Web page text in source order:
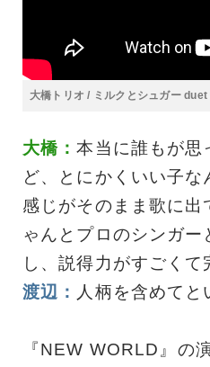
大橋トリオ / ミルクとシュガー
大橋：本当に誰もが思
ど、とにかくいい子
感じがそのまま歌に出
ゃんとプロのシンガ
し、説得力がすごくて
渡辺： 人柄を含めてと
『NEW WORLD』の